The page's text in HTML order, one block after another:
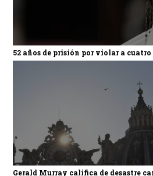
52 años de prisión por violar a cuatro
Gerald Murray califica de desastre